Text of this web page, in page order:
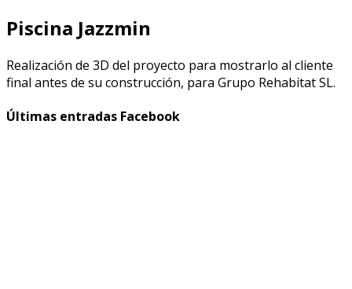
Piscina Jazzmin
Realización de 3D del proyecto para mostrarlo al cliente
final antes de su construcción, para Grupo Rehabitat SL.
Últimas entradas Facebook